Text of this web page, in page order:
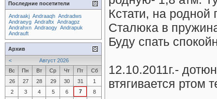
Кстати, на
Сталюка в
Буду спать
12.10.2011г.-
втягивается ртом
Последние посетители
Andraakj Andraaqh Andradws
Andraeyg Andraftx Andragpz
Andrahxn Andraogy Andrapuk
Andrauft
Архив
<
Август 2026
Вс
Пн Вт Ср Чт Пт
Сб
26
27 28 29 30 31
1
2
3 4 5 6 7
8